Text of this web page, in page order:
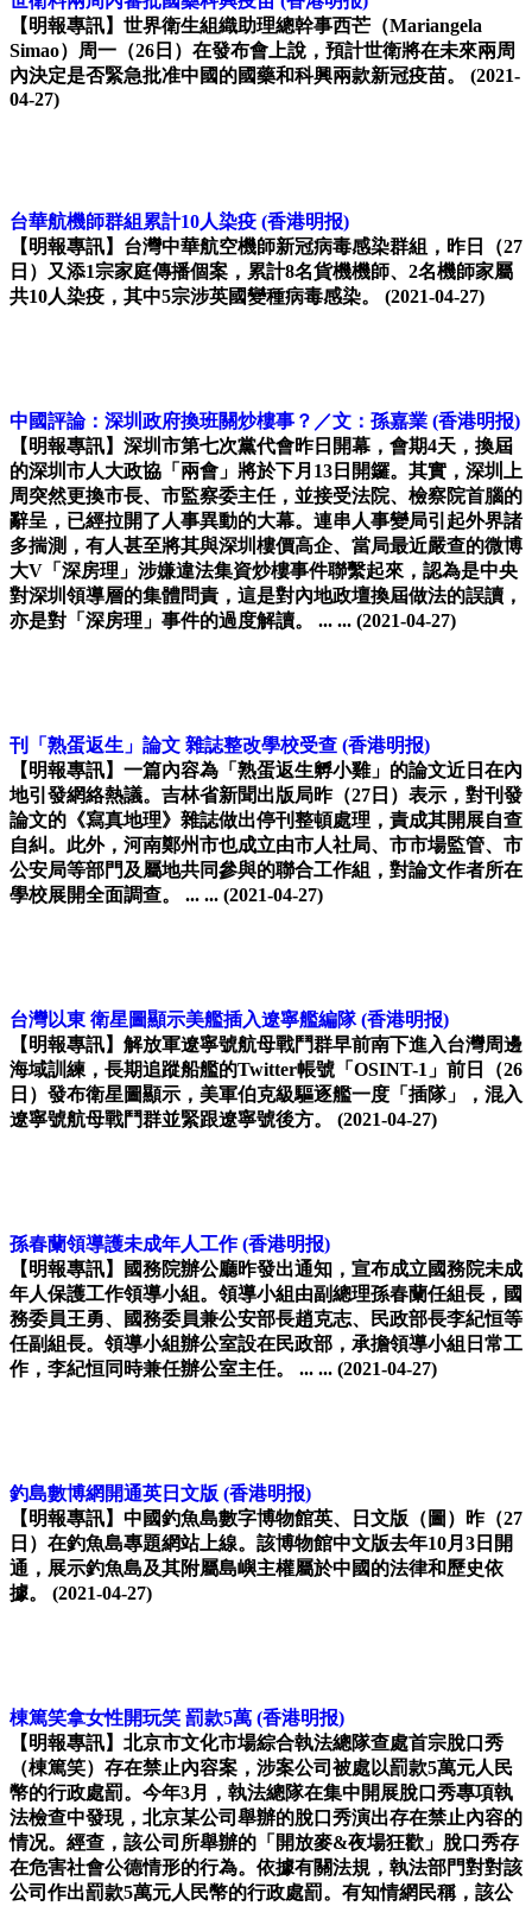
【明報專訊】世界衛生組織助理總幹事西芒（Mariangela
Simao）周一（26日）在發布會上說，預計世衛將在未來兩周
內決定是否緊急批准中國的國藥和科興兩款新冠疫苗。
(2021-
04-27)
台華航機師群組累計10人染疫 (香港明报)
【明報專訊】台灣中華航空機師新冠病毒感染群組，昨日（27
日）又添1宗家庭傳播個案，累計8名貨機機師、2名機師家屬
共10人染疫，其中5宗涉英國變種病毒感染。
(2021-04-27)
中國評論：深圳政府換班關炒樓事？／文：孫嘉業 (香港明报)
【明報專訊】深圳市第七次黨代會昨日開幕，會期4天，換屆
的深圳市人大政協「兩會」將於下月13日開鑼。其實，深圳上
周突然更換市長、市監察委主任，並接受法院、檢察院首腦的
辭呈，已經拉開了人事異動的大幕。連串人事變局引起外界諸
多揣測，有人甚至將其與深圳樓價高企、當局最近嚴查的微博
大V「深房理」涉嫌違法集資炒樓事件聯繫起來，認為是中央
對深圳領導層的集體問責，這是對內地政壇換屆做法的誤讀，
亦是對「深房理」事件的過度解讀。 ... ... (2021-04-27)
刊「熟蛋返生」論文 雜誌整改學校受查 (香港明报)
【明報專訊】一篇內容為「熟蛋返生孵小雞」的論文近日在內
地引發網絡熱議。吉林省新聞出版局昨（27日）表示，對刊發
論文的《寫真地理》雜誌做出停刊整頓處理，責成其開展自查
自糾。此外，河南鄭州市也成立由市人社局、市市場監管、市
公安局等部門及屬地共同參與的聯合工作組，對論文作者所在
學校展開全面調查。 ... ... (2021-04-27)
台灣以東 衛星圖顯示美艦插入遼寧艦編隊 (香港明报)
【明報專訊】解放軍遼寧號航母戰鬥群早前南下進入台灣周邊
海域訓練，長期追蹤船艦的Twitter帳號「OSINT-1」前日（26
日）發布衛星圖顯示，美軍伯克級驅逐艦一度「插隊」，混入
遼寧號航母戰鬥群並緊跟遼寧號後方。
(2021-04-27)
孫春蘭領導護未成年人工作 (香港明报)
【明報專訊】國務院辦公廳昨發出通知，宣布成立國務院未成
年人保護工作領導小組。領導小組由副總理孫春蘭任組長，國
務委員王勇、國務委員兼公安部長趙克志、民政部長李紀恒等
任副組長。領導小組辦公室設在民政部，承擔領導小組日常工
作，李紀恒同時兼任辦公室主任。 ... ... (2021-04-27)
釣島數博網開通英日文版 (香港明报)
【明報專訊】中國釣魚島數字博物館英、日文版（圖）昨（27
日）在釣魚島專題網站上線。該博物館中文版去年10月3日開
通，展示釣魚島及其附屬島嶼主權屬於中國的法律和歷史依
據。
(2021-04-27)
棟篤笑拿女性開玩笑 罰款5萬 (香港明报)
【明報專訊】北京市文化市場綜合執法總隊查處首宗脫口秀
（棟篤笑）存在禁止內容案，涉案公司被處以罰款5萬元人民
幣的行政處罰。今年3月，執法總隊在集中開展脫口秀專項執
法檢查中發現，北京某公司舉辦的脫口秀演出存在禁止內容的
情况。經查，該公司所舉辦的「開放麥&夜場狂歡」脫口秀存
在危害社會公德情形的行為。依據有關法規，執法部門對對該
公司作出罰款5萬元人民幣的行政處罰。有知情網民稱，該公